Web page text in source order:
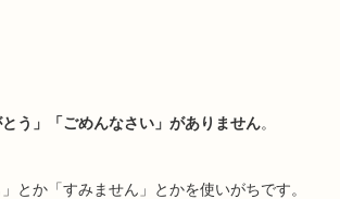
とう」「ごめんなさい」がありません。
とか「すみません」とかを使いがちです。